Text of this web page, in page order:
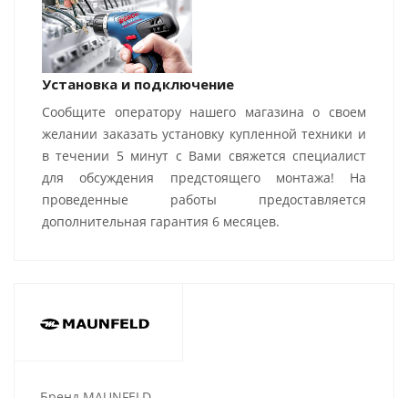
Установка и подключение
Сообщите оператору нашего магазина о своем
желании заказать установку купленной техники и
в течении 5 минут с Вами свяжется специалист
для обсуждения предстоящего монтажа! На
проведенные работы предоставляется
дополнительная гарантия 6 месяцев.